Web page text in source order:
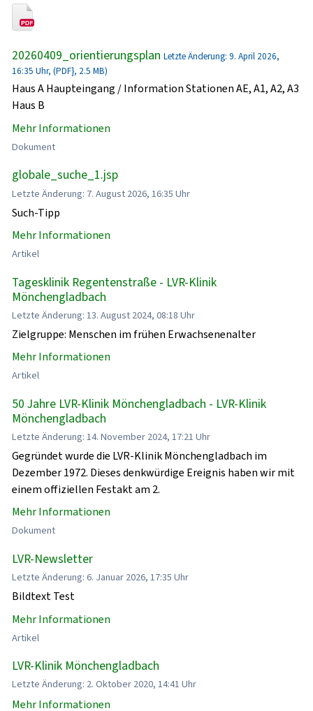
20260409_orientierungsplan Letzte Änderung: 9. April 2026,
16:35 Uhr, (PDF}, 2.5 MB)
Haus A Haupteingang / Information Stationen AE, A1, A2, A3
Haus B
Mehr Informationen
Dokument
globale_suche_1.jsp
Letzte Änderung: 7. August 2026, 16:35 Uhr
Such-Tipp
Mehr Informationen
Artikel
Tagesklinik Regentenstraße - LVR-Klinik
Mönchengladbach
Letzte Änderung: 13. August 2024, 08:18 Uhr
Zielgruppe: Menschen im frühen Erwachsenenalter
Mehr Informationen
Artikel
50 Jahre LVR-Klinik Mönchengladbach - LVR-Klinik
Mönchengladbach
Letzte Änderung: 14. November 2024, 17:21 Uhr
Gegründet wurde die LVR-Klinik Mönchengladbach im
Dezember 1972. Dieses denkwürdige Ereignis haben wir mit
einem offiziellen Festakt am 2.
Mehr Informationen
Dokument
LVR-Newsletter
Letzte Änderung: 6. Januar 2026, 17:35 Uhr
Bildtext Test
Mehr Informationen
Artikel
LVR-Klinik Mönchengladbach
Letzte Änderung: 2. Oktober 2020, 14:41 Uhr
Mehr Informationen